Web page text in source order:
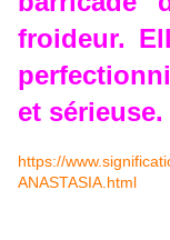
froideur.
et sérieuse.
https://
ANASTASIA.html